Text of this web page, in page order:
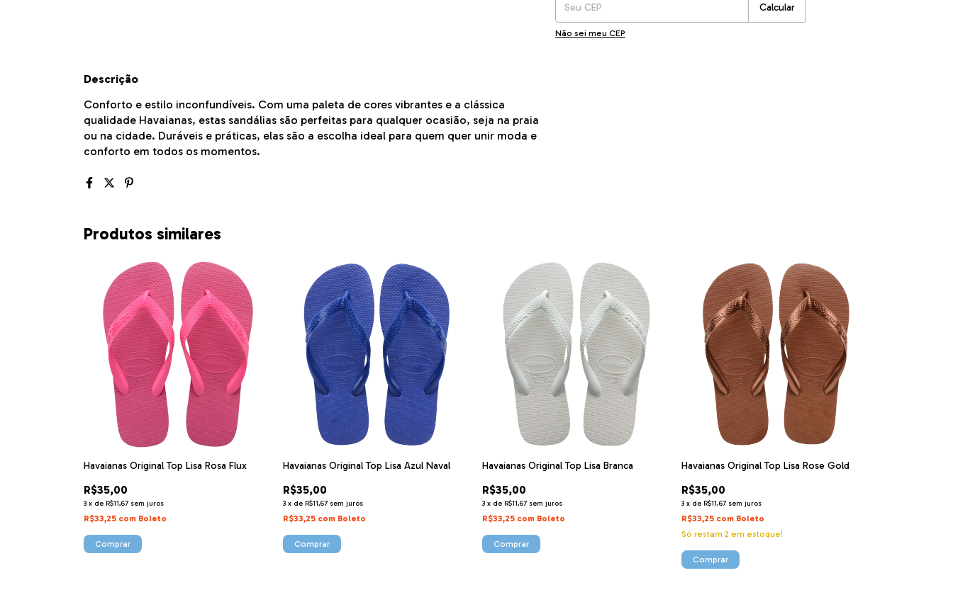
Calcular
Não sei meu CEP
Descrição
Conforto e estilo inconfundíveis. Com uma paleta de cores vibrantes e a clássica
qualidade Havaianas, estas sandálias são perfeitas para qualquer ocasião, seja na praia
ou na cidade. Duráveis e práticas, elas são a escolha ideal para quem quer unir moda e
conforto em todos os momentos.
Produtos similares
Havaianas Original Top Lisa Rosa Flux
R$35,00
3 x de R$11,67 sem juros
R$33,25 com Boleto
Comprar
Havaianas Original Top Lisa Azul Naval
R$35,00
3 x de R$11,67 sem juros
R$33,25 com Boleto
Comprar
Havaianas Original Top Lisa Branca
R$35,00
3 x de R$11,67 sem juros
R$33,25 com Boleto
Comprar
Havaianas Original Top Lisa Rose Gold
R$35,00
3 x de R$11,67 sem juros
R$33,25 com Boleto
Só restam 2 em estoque!
Comprar